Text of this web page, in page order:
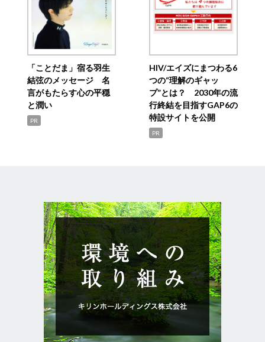
「ことだま」宿る羽生
結弦のメッセージ 名
言がもたらす心の平穏
と潤い
PR
HIV/エイズにまつわる6
つの“理解のギャッ
プ”とは？ 2030年の流
行終結を目指すGAP6の
特設サイトを公開
PR